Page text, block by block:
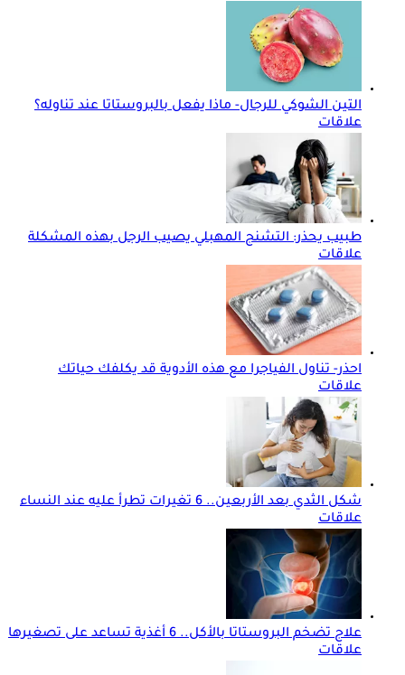
التين الشوكي للرجال- ماذا يفعل بالبروستاتا عند تناوله؟
علاقات
طبيب يحذر: التشنج المهبلي يصيب الرجل بهذه المشكلة
علاقات
احذر- تناول الفياجرا مع هذه الأدوية قد يكلفك حياتك
علاقات
شكل الثدي بعد الأربعين.. 6 تغيرات تطرأ عليه عند النساء
علاقات
علاج تضخم البروستاتا بالأكل.. 6 أغذية تساعد على تصغيرها
علاقات